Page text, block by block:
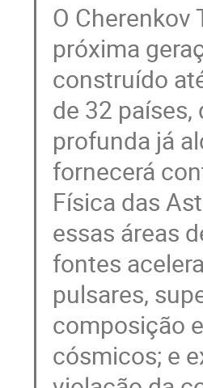
O Cherenkov
próxima
construído
de 32 países,
profunda já
fornecerá
Física das
essas áreas
fontes
pulsares,
composição
cósmicos; e